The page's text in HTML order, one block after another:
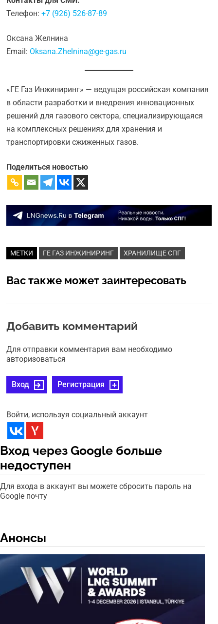
Телефон:+7 (926) 526-87-89
Оксана Желнина
Email: Oksana.Zhelnina@ge-gas.ru
«ГЕ Газ Инжиниринг» — ведущая российская компания
в области разработки и внедрения инновационных
решений для газового сектора, специализирующаяся
на комплексных решениях для хранения и
транспортировки сжиженных газов.
Поделиться новостью
МЕТКИ ГЕ ГАЗ ИНЖИНИРИНГ ХРАНИЛИЩЕ СПГ
Вас также может заинтересовать
Добавить комментарий
Для отправки комментария вам необходимо
авторизоваться
Вход Регистрация
Войти, используя социальный аккаунт
Вход через Google больше
недоступен
Для входа в аккаунт вы можете сбросить пароль на
Google почту
Анонсы